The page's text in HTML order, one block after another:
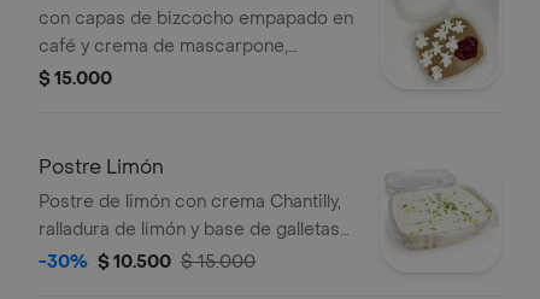
con capas de bizcocho empapado en
café y crema de mascarpone,
espolvoreado con cacao.
$ 15.000
Postre Limón
Postre de limón con crema Chantilly,
ralladura de limón y base de galletas
Ducales.
-30% $ 10.500 $ 15.000